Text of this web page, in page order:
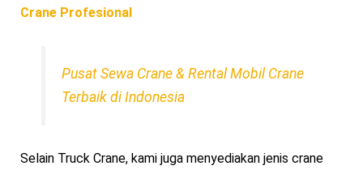
Crane Profesional
Pusat Sewa Crane & Rental Mobil Crane
Terbaik di Indonesia
Selain Truck Crane, kami juga menyediakan jenis crane